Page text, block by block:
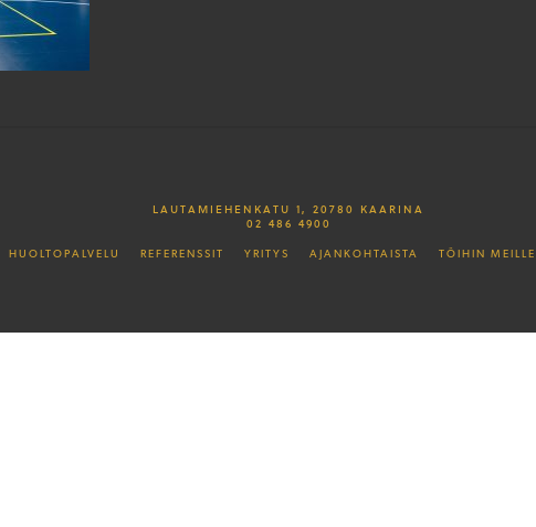
LAUTAMIEHENKATU 1, 20780 KAARINA
02 486 4900
HUOLTOPALVELU REFERENSSIT YRITYS AJANKOHTAISTA TÖIHIN MEILLE